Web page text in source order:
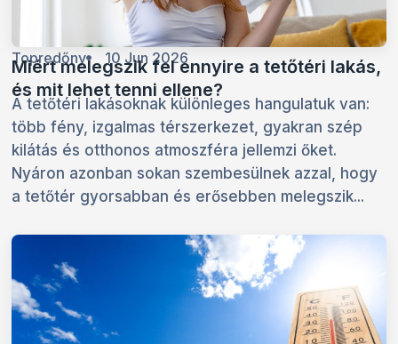
Topredőny 10 Jun 2026
Miért melegszik fel ennyire a tetőtéri lakás,
és mit lehet tenni ellene?
A tetőtéri lakásoknak különleges hangulatuk van:
több fény, izgalmas térszerkezet, gyakran szép
kilátás és otthonos atmoszféra jellemzi őket.
Nyáron azonban sokan szembesülnek azzal, hogy
a tetőtér gyorsabban és erősebben melegszik...